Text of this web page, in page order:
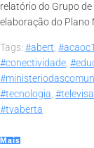
relatório do Grupo
elaboração do Plano
Tags: #abert,
#conectividade,
#tecnologia,
#tvaberta
Mais